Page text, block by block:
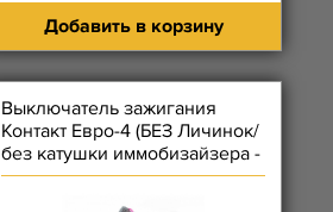
Добавить в корзину
Выключатель зажигания
Контакт Евро-4 (БЕЗ Личинок/
без катушки иммобизайзера -
(2 -ряд разъём)